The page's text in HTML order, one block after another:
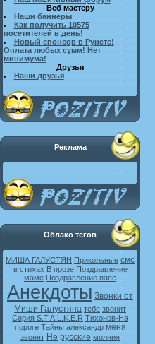
Веб мастеру
Наши баннеры
Как получить 10575
посетителей в день!
Новый спонсор в Рунете!
Оплата любых сумм! Нет
минимума!
Друзья
Наши друзья
Реклама
Облако тегов
МИША ГАЛУСТЯН Прикольные смс
в стихах В прозе Поздравление
маме Поздравление папе
Анекдоты Звонки от
Миши Галустяна тебе звонит
Серия S.T.A.L.K.E.R Тихонов-На
пороге Тайны александр меня
звонят Не русские молния